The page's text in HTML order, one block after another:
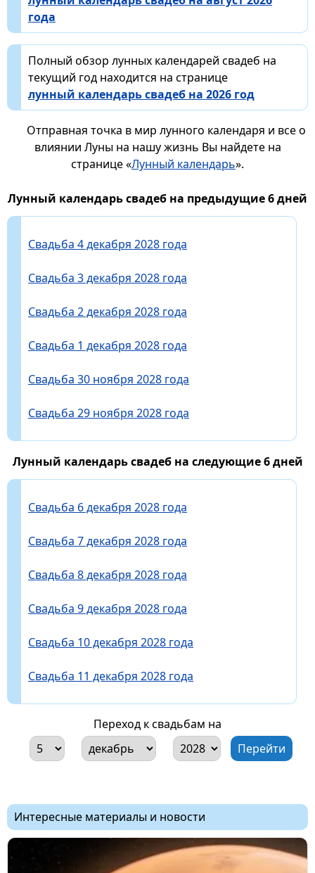
года
Полный обзор лунных календарей свадеб на
текущий год находится на странице
лунный календарь свадеб на 2026 год
Отправная точка в мир лунного календаря и все о
влиянии Луны на нашу жизнь Вы найдете на
странице «Лунный календарь».
Лунный календарь свадеб на предыдущие 6 дней
Свадьба 4 декабря 2028 года
Свадьба 3 декабря 2028 года
Свадьба 2 декабря 2028 года
Свадьба 1 декабря 2028 года
Свадьба 30 ноября 2028 года
Свадьба 29 ноября 2028 года
Лунный календарь свадеб на следующие 6 дней
Свадьба 6 декабря 2028 года
Свадьба 7 декабря 2028 года
Свадьба 8 декабря 2028 года
Свадьба 9 декабря 2028 года
Свадьба 10 декабря 2028 года
Свадьба 11 декабря 2028 года
Переход к свадьбам на
Интересные материалы и новости